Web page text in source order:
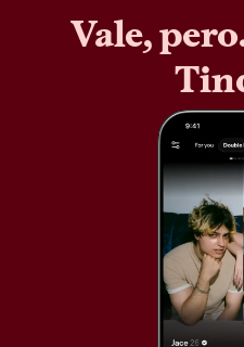
Vale,